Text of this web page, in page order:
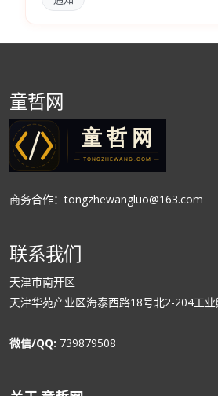
童哲网
商务合作：tongzhewangluo@163.com
联系我们
天津市南开区
天津华苑产业区海泰西路18号北2-204工
微信/QQ: 739879508